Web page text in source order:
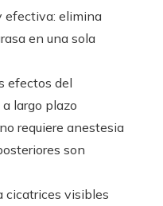
efectiva: elimina
en una sola
efectos del
largo plazo
requiere anestesia
son
cicatrices visibles